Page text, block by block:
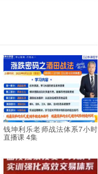
钱坤利乐老师战法体系7小时
直播课 4集